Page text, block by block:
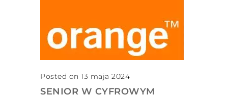
Posted on 13 maja 2024
SENIOR W CYFROWYM